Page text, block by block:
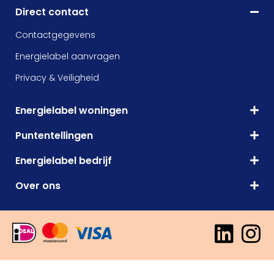
Direct contact
Contactgegevens
Energielabel aanvragen
Privacy & Veiligheid
Energielabel woningen
Puntentellingen
Energielabel bedrijf
Over ons